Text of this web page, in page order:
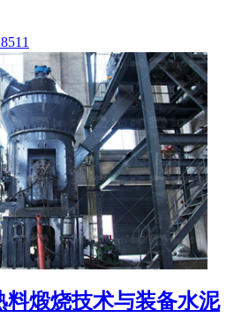
料煅烧技术与装备水泥